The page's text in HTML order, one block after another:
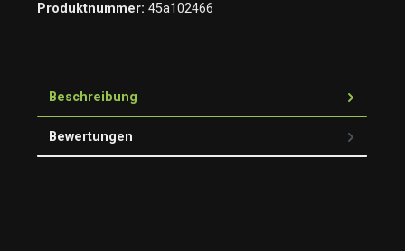
Produktnummer: 45a102466
Beschreibung
Bewertungen